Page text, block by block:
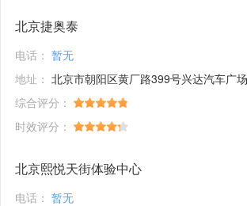
北京捷奥泰
电话： 暂无
地址： 北京市朝阳区黄厂路399号兴达汽车广
综合评分：
时效评分：
北京熙悦天街体验中心
电话： 暂无